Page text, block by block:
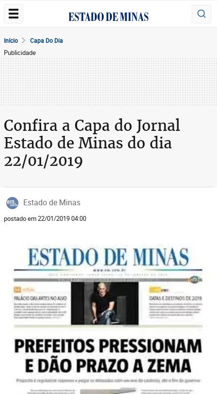
Início Capa Do Dia
Publicidade
Confira a Capa do Jornal
Estado de Minas do dia
22/01/2019
Estado de Minas
postado em 22/01/2019 04:00